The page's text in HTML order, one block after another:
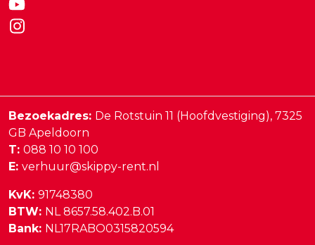
Bezoekadres: De Rotstuin 11 (Hoofdvestiging), 7325
GB Apeldoorn
T: 088 10 10 100
E: verhuur@skippy-rent.nl
KvK: 91748380
BTW: NL 8657.58.402.B.01
Bank: NL17RABO0315820594